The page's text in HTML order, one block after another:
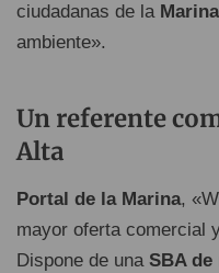
ciudadanas de la
ambiente».
Un referente
Alta
Portal de la Marina,
mayor oferta comercial
Dispone de una SBA de